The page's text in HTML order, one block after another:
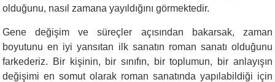
olduğunu, nasıl zamana yayıldığını görmektedir.
Gene değişim ve süreçler açısından bakarsak, zaman
boyutunu en iyi yansıtan ilk sanatın roman sanatı olduğunu
farkederiz. Bir kişinin, bir sınıfın, bir toplumun, bir anlayışın
değişimi en somut olarak roman sanatında yapılabildiği için